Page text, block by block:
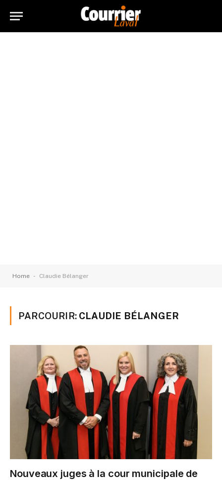
Home - Claudie Bélanger
PARCOURIR: CLAUDIE BÉLANGER
Nouveaux juges à la cour municipale de